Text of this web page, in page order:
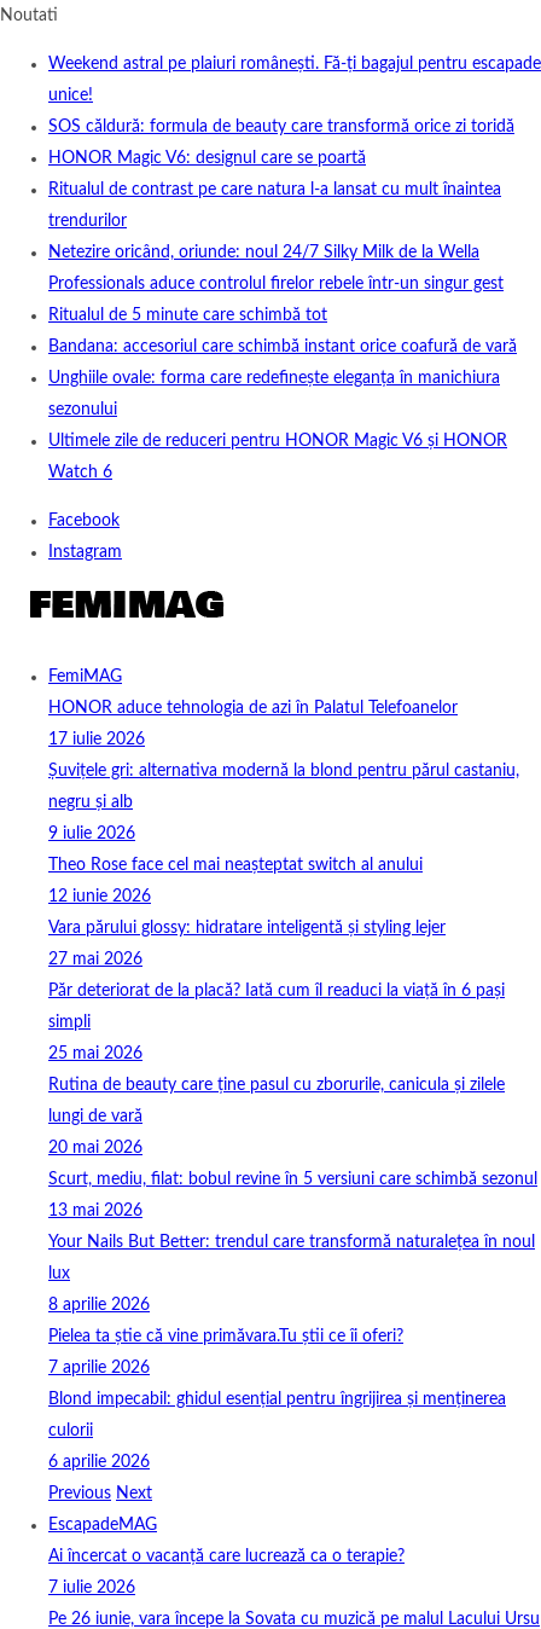
Noutati
Weekend astral pe plaiuri românești. Fă-ți bagajul pentru escapade
unice!
SOS căldură: formula de beauty care transformă orice zi toridă
HONOR Magic V6: designul care se poartă
Ritualul de contrast pe care natura l-a lansat cu mult înaintea
trendurilor
Netezire oricând, oriunde: noul 24/7 Silky Milk de la Wella
Professionals aduce controlul firelor rebele într-un singur gest
Ritualul de 5 minute care schimbă tot
Bandana: accesoriul care schimbă instant orice coafură de vară
Unghiile ovale: forma care redefinește eleganța în manichiura
sezonului
Ultimele zile de reduceri pentru HONOR Magic V6 și HONOR
Watch 6
Facebook
Instagram
FemiMAG
HONOR aduce tehnologia de azi în Palatul Telefoanelor
17 iulie 2026
Șuvițele gri: alternativa modernă la blond pentru părul castaniu,
negru și alb
9 iulie 2026
Theo Rose face cel mai neașteptat switch al anului
12 iunie 2026
Vara părului glossy: hidratare inteligentă și styling lejer
27 mai 2026
Păr deteriorat de la placă? Iată cum îl readuci la viață în 6 pași
simpli
25 mai 2026
Rutina de beauty care ține pasul cu zborurile, canicula și zilele
lungi de vară
20 mai 2026
Scurt, mediu, filat: bobul revine în 5 versiuni care schimbă sezonul
13 mai 2026
Your Nails But Better: trendul care transformă naturalețea în noul
lux
8 aprilie 2026
Pielea ta știe că vine primăvara.Tu știi ce îi oferi?
7 aprilie 2026
Blond impecabil: ghidul esențial pentru îngrijirea și menținerea
culorii
6 aprilie 2026
Previous Next
EscapadeMAG
Ai încercat o vacanță care lucrează ca o terapie?
7 iulie 2026
Pe 26 iunie, vara începe la Sovata cu muzică pe malul Lacului Ursu